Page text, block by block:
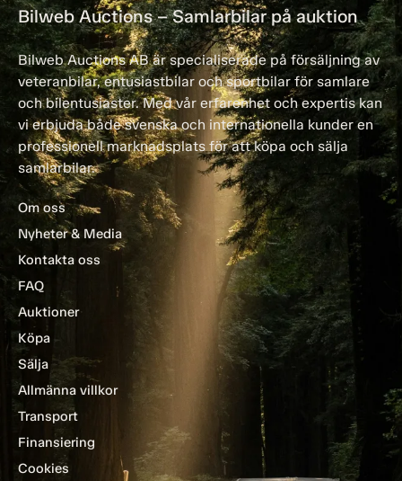
Bilweb Auctions – Samlarbilar på auktion
Bilweb Auctions AB är specialiserade på försäljning av
veteranbilar, entusiastbilar och sportbilar för samlare
och bilentusiaster. Med vår erfarenhet och expertis kan
vi erbjuda både svenska och internationella kunder en
professionell marknadsplats för att köpa och sälja
samlarbilar.
Om oss
Nyheter & Media
Kontakta oss
FAQ
Auktioner
Köpa
Sälja
Allmänna villkor
Transport
Finansiering
Cookies